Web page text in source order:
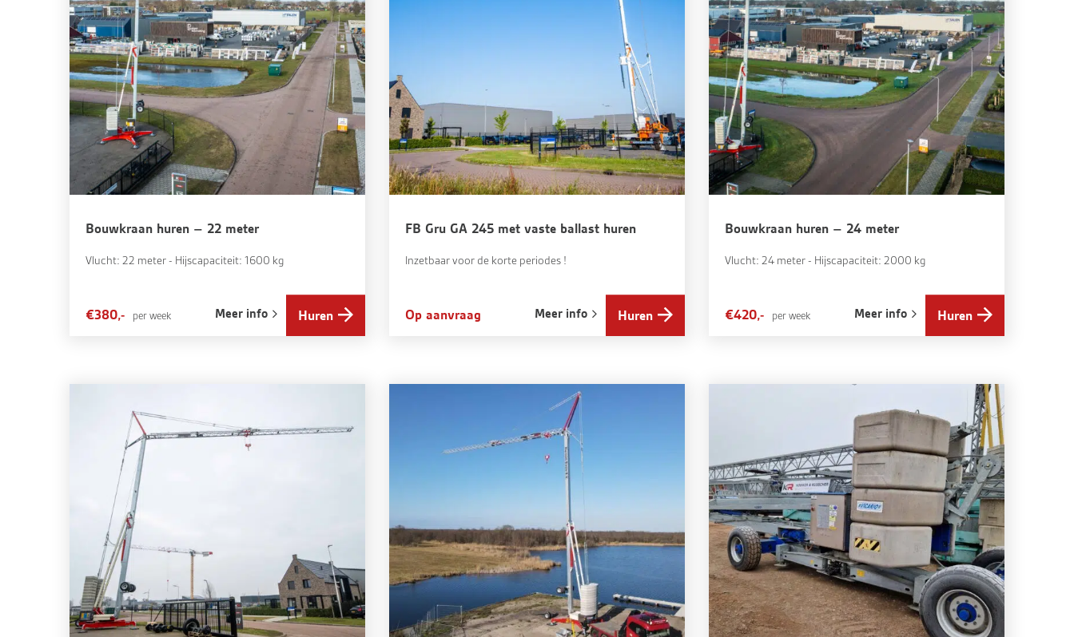
Bouwkraan huren – 22 meter
Vlucht: 22 meter - Hijscapaciteit: 1600 kg
€380,- per week Meer info Huren
FB Gru GA 245 met vaste ballast huren
Inzetbaar voor de korte periodes !
Op aanvraag Meer info Huren
Bouwkraan huren – 24 meter
Vlucht: 24 meter - Hijscapaciteit: 2000 kg
€420,- per week Meer info Huren